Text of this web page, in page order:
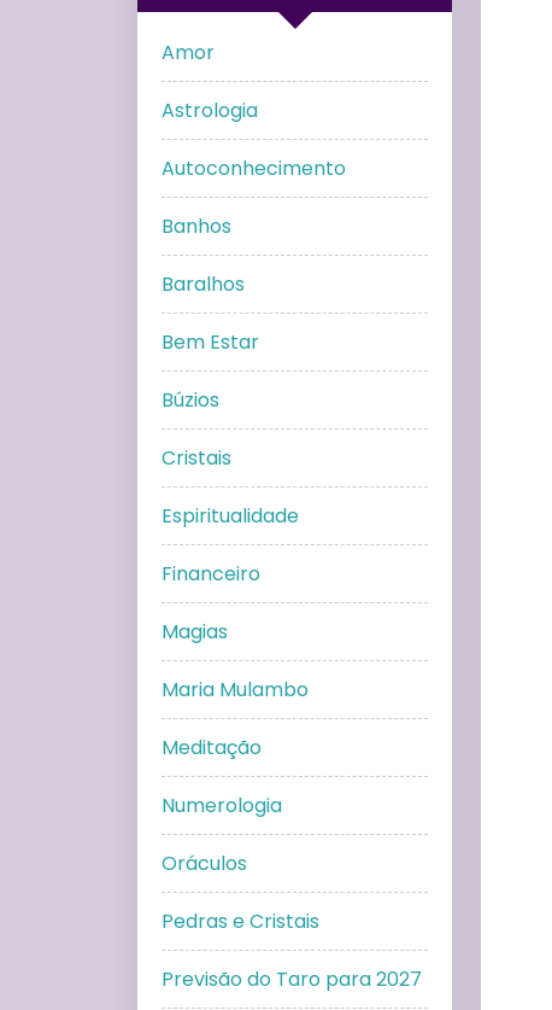
Amor
Astrologia
Autoconhecimento
Banhos
Baralhos
Bem Estar
Búzios
Cristais
Espiritualidade
Financeiro
Magias
Maria Mulambo
Meditação
Numerologia
Oráculos
Pedras e Cristais
Previsão do Taro para 2027